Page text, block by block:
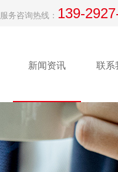
服务咨询热线： 139-
新闻资讯 联系